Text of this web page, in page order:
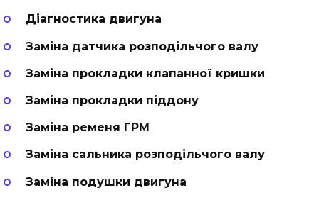
Діагностика двигуна
Заміна датчика розподільчого валу
Заміна прокладки клапанної кришки
Заміна прокладки піддону
Заміна ременя ГРМ
Заміна сальника розподільчого валу
Заміна подушки двигуна